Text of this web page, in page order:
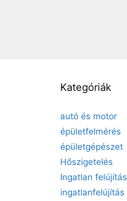
Kategóriák
autó és motor
épületfelmérés
épületgépészet
Hőszigetelés
Ingatlan felújítás
ingatlanfelújítás